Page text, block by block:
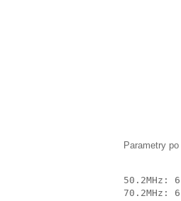
Parametry
50.2MHz:
70.2MHz: